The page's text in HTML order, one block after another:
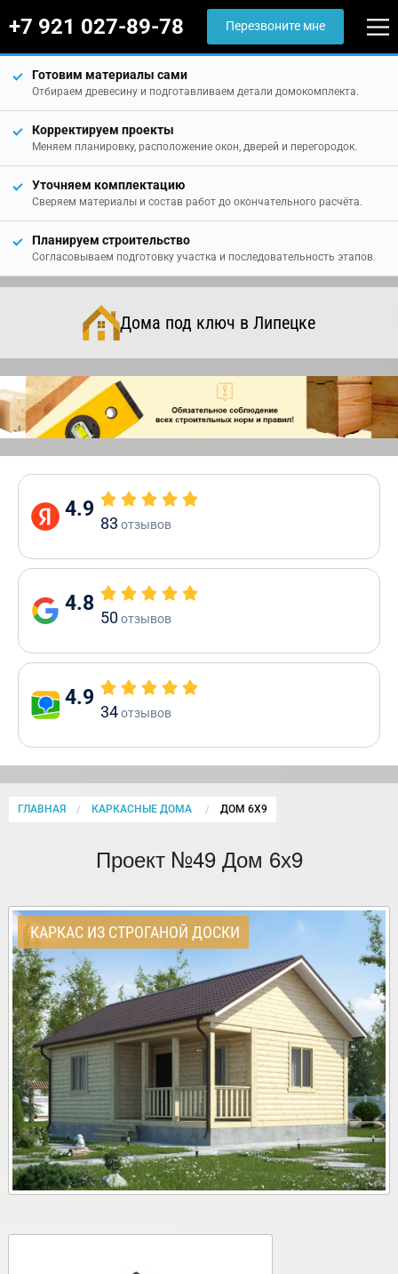
+7 921 027-89-78 Перезвоните мне
Готовим материалы сами
Отбираем древесину и подготавливаем детали домокомплекта.
Корректируем проекты
Меняем планировку, расположение окон, дверей и перегородок.
Уточняем комплектацию
Сверяем материалы и состав работ до окончательного расчёта.
Планируем строительство
Согласовываем подготовку участка и последовательность этапов.
Дома под ключ в Липецке
4.9
83 отзывов
4.8
50отзывов
4.9
34отзывов
ГЛАВНАЯ КАРКАСНЫЕ ДОМА CURRENT:
ДОМ 6Х9
Проект №49 Дом 6х9
КАРКАС ИЗ СТРОГАНОЙ ДОСКИ